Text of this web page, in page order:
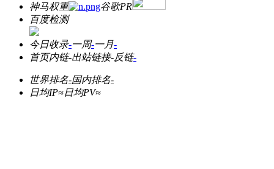
神马权重
谷歌PR
百度检测
今日收录-一周-一月-
首页内链-出站链接-反链-
世界排名-国内排名-
日均IP≈日均PV≈